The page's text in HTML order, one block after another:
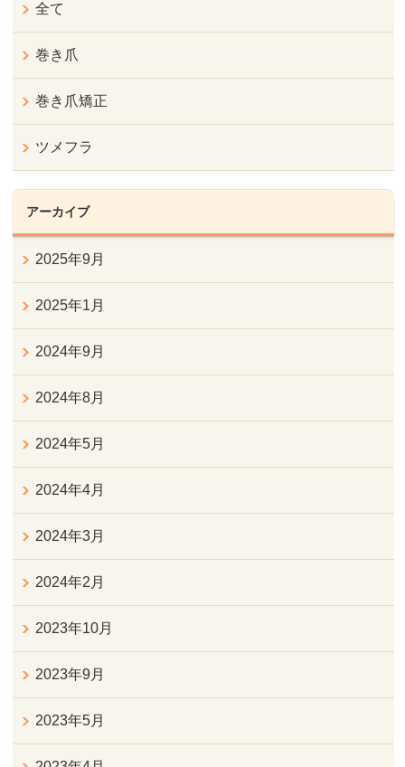
全て
巻き爪
巻き爪矯正
ツメフラ
アーカイブ
2025年9月
2025年1月
2024年9月
2024年8月
2024年5月
2024年4月
2024年3月
2024年2月
2023年10月
2023年9月
2023年5月